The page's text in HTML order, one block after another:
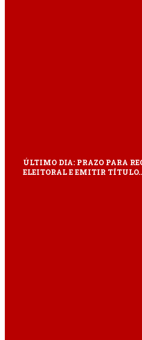
ÚLTIMO DIA: PRAZO PARA
ELEITORAL E EMITIR